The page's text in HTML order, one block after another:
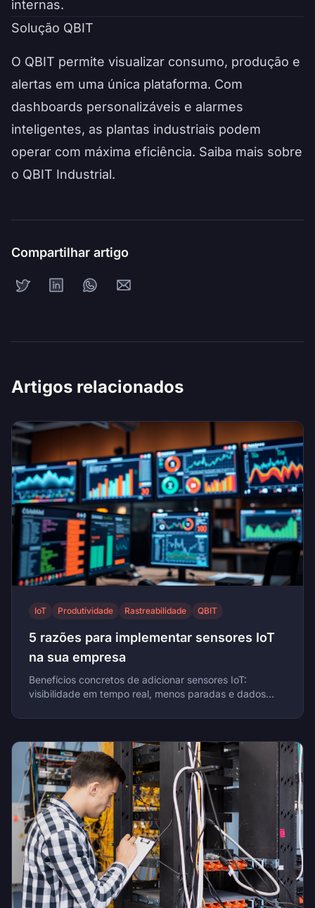
internas.
Solução QBIT
O QBIT permite visualizar consumo, produção e
alertas em uma única plataforma. Com
dashboards personalizáveis e alarmes
inteligentes, as plantas industriais podem
operar com máxima eficiência. Saiba mais sobre
o QBIT Industrial.
Compartilhar artigo
Artigos relacionados
IoT Produtividade Rastreabilidade QBIT
5 razões para implementar sensores IoT
na sua empresa
Benefícios concretos de adicionar sensores IoT:
visibilidade em tempo real, menos paradas e dados